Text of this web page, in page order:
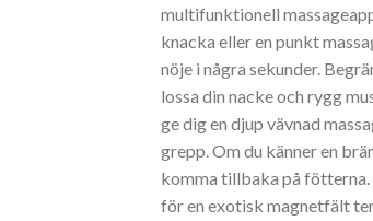
multifunktionell
knacka eller en punkt
nöje i några sekunder.
lossa din nacke och rygg
ge dig en djup vävnad
grepp. Om du känner en
komma tillbaka på fötterna.
för en exotisk magnetfält